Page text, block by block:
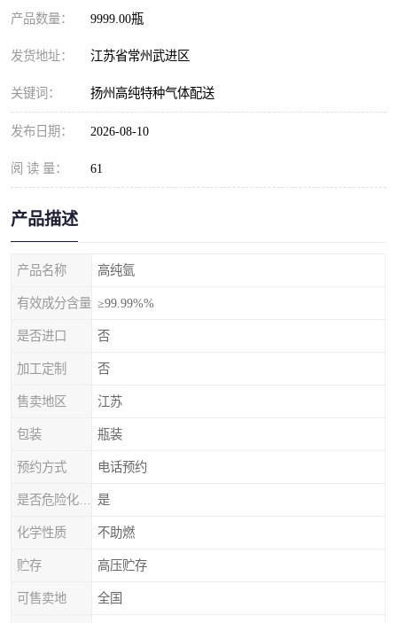
产品数量： 9999.00瓶
发货地址： 江苏省常州武进区
关键词： 扬州高纯特种气体配送
发布日期： 2026-08-10
阅 读 量： 61
产品描述
产品名称 高纯氩
有效成分含量 ≥99.99%%
是否进口 否
加工定制 否
售卖地区 江苏
包装 瓶装
预约方式 电话预约
是
化学性质 不助燃
贮存 高压贮存
可售卖地 全国